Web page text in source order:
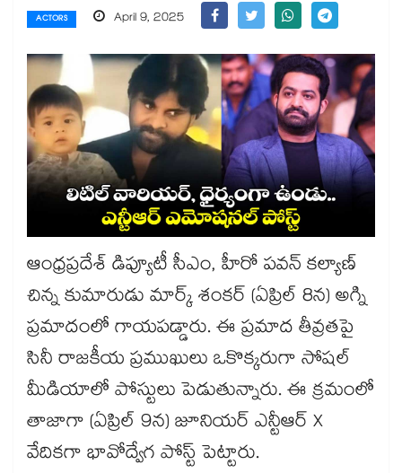
ACTORS April 9, 2025
ఆంధ్రప్రదేశ్ డిప్యూటీ సీఎం, హీరో పవన్ కల్యాణ్
చిన్న కుమారుడు మార్క్ శంకర్ (ఏప్రిల్ 8న) అగ్ని
ప్రమాదంలో గాయపడ్డారు. ఈ ప్రమాద తీవ్రతపై
సినీ రాజకీయ ప్రముఖులు ఒకొక్కరుగా సోషల్
మీడియాలో పోస్టులు పెడుతున్నారు. ఈ క్రమంలో
తాజాగా (ఏప్రిల్ 9న) జూనియర్ ఎన్టీఆర్ X
వేదికగా భావోద్వేగ పోస్ట్ పెట్టారు.